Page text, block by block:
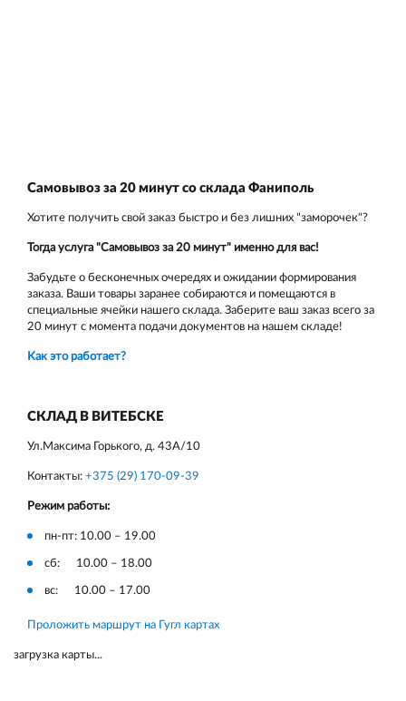
Самовывоз за 20 минут со склада Фаниполь
Хотите получить свой заказ быстро и без лишних "заморочек"?
Тогда услуга "Самовывоз за 20 минут" именно для вас!
Забудьте о бесконечных очередях и ожидании формирования
заказа. Ваши товары заранее собираются и помещаются в
специальные ячейки нашего склада. Заберите ваш заказ всего за
20 минут с момента подачи документов на нашем складе!
Как это работает?
СКЛАД В ВИТЕБСКЕ
Ул.Максима Горького, д. 43А/10
Контакты: +375 (29) 170-09-39
Режим работы:
пн-пт: 10.00 – 19.00
сб: 10.00 – 18.00
вс: 10.00 – 17.00
Проложить маршрут на Гугл картах
загрузка карты...